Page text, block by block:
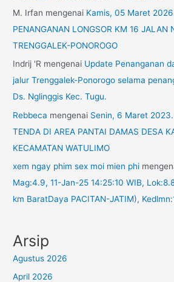
M. Irfan mengenai Kamis, 05 Maret
PENANGANAN LONGSOR KM 16 JALAN
TRENGGALEK-PONOROGO
Indrij 'R mengenai Update Penanganan
jalur Trenggalek-Ponorogo selama
Ds. Nglinggis Kec. Tugu.
Rebbeca mengenai Senin, 6 Maret 2023.
TENDA DI AREA PANTAI DAMAS DESA
KECAMATAN WATULIMO
xem ngay phim sex moi mien phi
Mag:4.9, 11-Jan-25 14:25:10 WIB,
km BaratDaya PACITAN-JATIM),
Arsip
Agustus 2026
April 2026